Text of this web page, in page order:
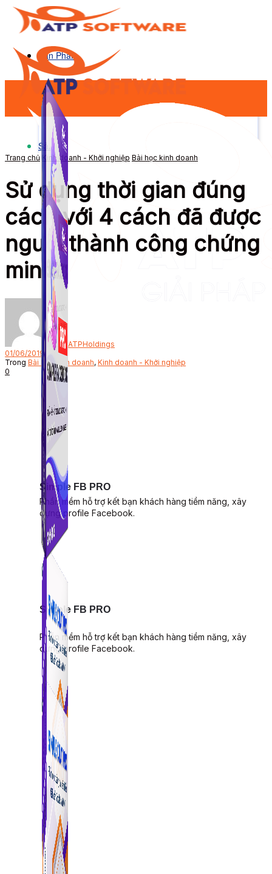
Sản Phẩm
Simple FB PRO
Phần mềm hỗ trợ kết bạn khách hàng tiềm năng, xây
dựng profile Facebook.
Sản Phẩm
Simple FB PRO
Phần mềm hỗ trợ kết bạn khách hàng tiềm năng, xây
dựng profile Facebook.
Trang chủ Kinh doanh - Khởi nghiệp Bài học kinh doanh
Sử dụng thời gian đúng
cách với 4 cách đã được
người thành công chứng
minh
Bởi ATPHoldings
01/06/2019
Trong Bài học kinh doanh, Kinh doanh - Khởi nghiệp
0